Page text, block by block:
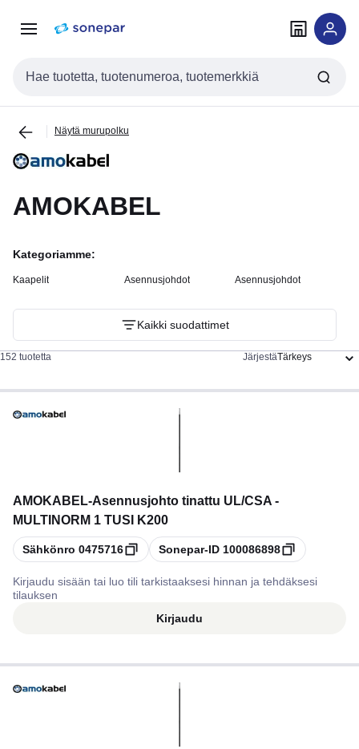
navigointiinsisältöön
Haku
Näytä murupolku
AMOKABEL
Kategoriamme:
Kaapelit Asennusjohdot Asennusjohdot
Kaikki suodattimet
152 tuotetta Järjestä
AMOKABEL-Asennusjohto tinattu UL/CSA -
MULTINORM 1 TUSI K200
Kopioi
Sähkönro 0475716 Kopioi
Sonepar-ID 100086898
Kirjaudu sisään tai luo tili tarkistaaksesi hinnan ja tehdäksesi
tilauksen
Kirjaudu